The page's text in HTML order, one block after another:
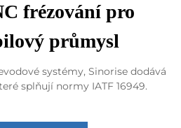
frézování pro
průmysl
systémy, Sinorise dodává
splňují normy IATF 16949.